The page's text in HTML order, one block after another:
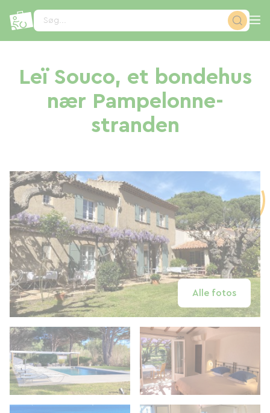
Søg...
Leï Souco, et bondehus
nær Pampelonne-
stranden
Alle fotos
CCookie-styringspanel